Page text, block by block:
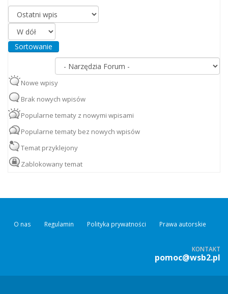
Porządkuj według
Sortowanie
Nowe wpisy
Brak nowych wpisów
Popularne tematy z nowymi wpisami
Popularne tematy bez nowych wpisów
Temat przyklejony
Zablokowany temat
O nas Regulamin Polityka prywatności Prawa autorskie
KONTAKT
pomoc@wsb2.pl